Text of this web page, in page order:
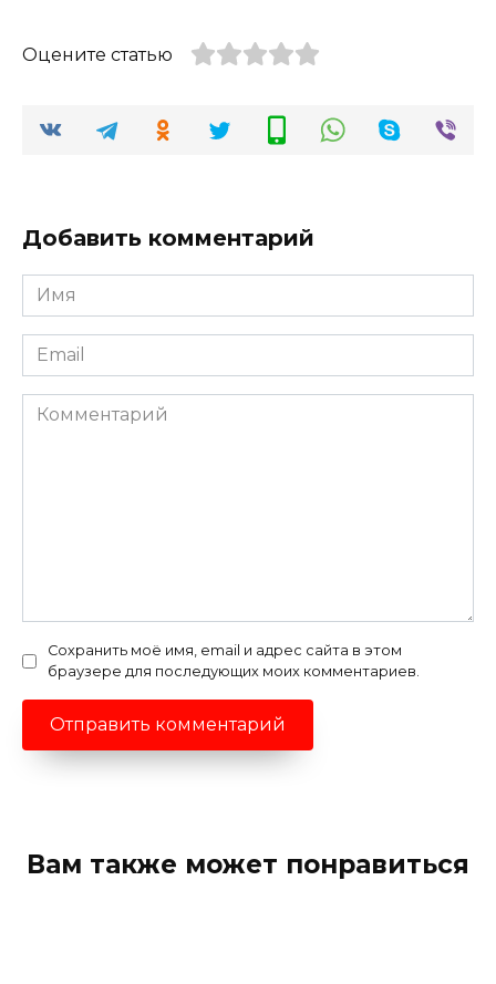
Оцените статью
Добавить комментарий
Имя
*
Email
*
Комментарий
Сохранить моё имя, email и адрес сайта в этом
браузере для последующих моих комментариев.
Вам также может понравиться